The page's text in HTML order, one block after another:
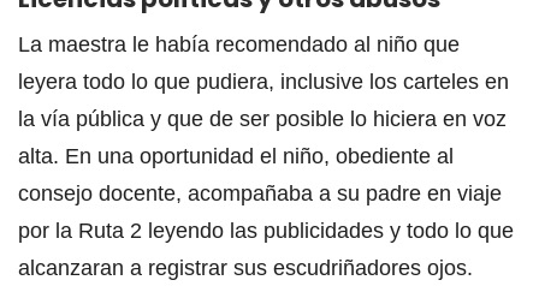
La maestra le había recomendado al niño que
leyera todo lo que pudiera, inclusive los carteles en
la vía pública y que de ser posible lo hiciera en voz
alta. En una oportunidad el niño, obediente al
consejo docente, acompañaba a su padre en viaje
por la Ruta 2 leyendo las publicidades y todo lo que
alcanzaran a registrar sus escudriñadores ojos.